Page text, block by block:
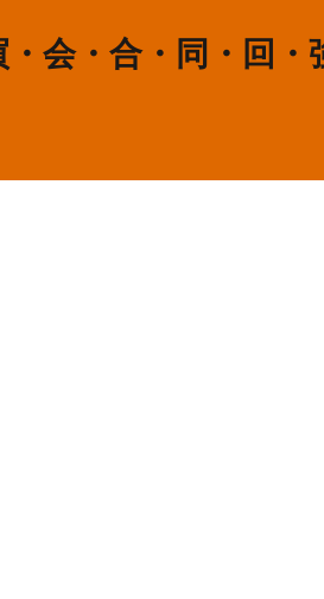
会・合・同・回・